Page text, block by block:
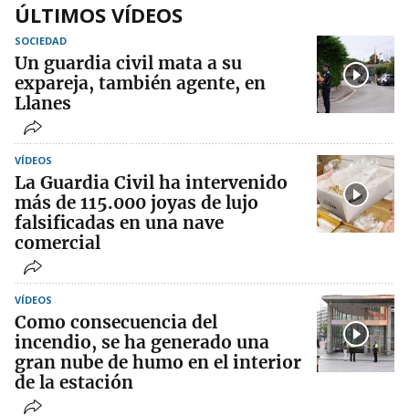
ÚLTIMOS VÍDEOS
SOCIEDAD
Un guardia civil mata a su
expareja, también agente, en
Llanes
VÍDEOS
La Guardia Civil ha intervenido
más de 115.000 joyas de lujo
falsificadas en una nave
comercial
VÍDEOS
Como consecuencia del
incendio, se ha generado una
gran nube de humo en el interior
de la estación